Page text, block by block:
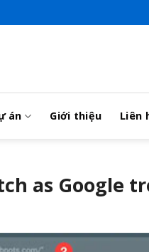
án Giới thiệu Liên
as Google